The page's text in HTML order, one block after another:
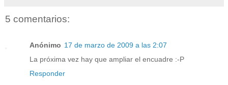
5 comentarios:
Anónimo 17 de marzo de 2009 a las 2:07
La próxima vez hay que ampliar el encuadre :-P
Responder